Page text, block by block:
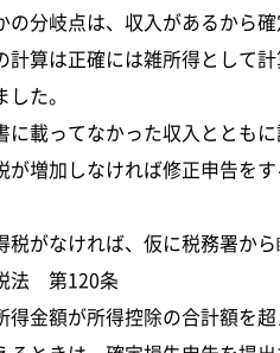
分岐点は、収入があるから
算は正確には雑所得として計
た。
に載ってなかった収入ととも
が増加しなければ修正申告を
税がなければ、仮に税務署か
法 第120条
得金額が所得控除の合計額を